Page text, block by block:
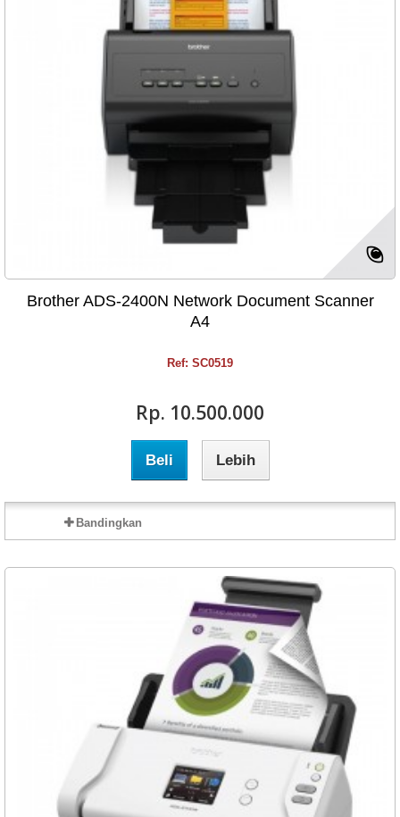
Brother ADS-2400N Network Document Scanner
A4
Ref: SC0519
Rp‎. 10.500.000
Beli Lebih
Bandingkan